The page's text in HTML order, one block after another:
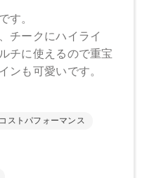
2K、セラミドNP、ホホバ
ェロール、イソステアリ
、水酸化Al、マイカ、酸
Al）、グンジョウ、赤
カプリル酸/カプリン酸）
リカ、パルミチン酸デキ
、オプンチアフィクスイ
、セラミドNP、ホホバ種